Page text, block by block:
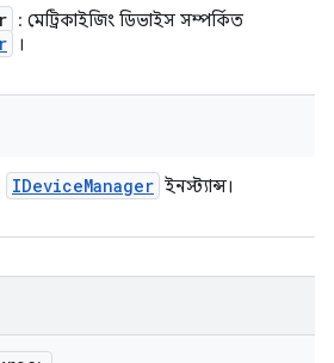
: মেট্রিকাইজিং ডিভাইস সম্পর্কিত
।
IDeviceManager ইনস্ট্যান্স।